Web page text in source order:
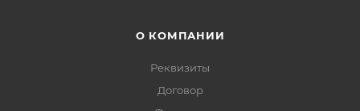
О КОМПАНИИ
Реквизиты
Договор